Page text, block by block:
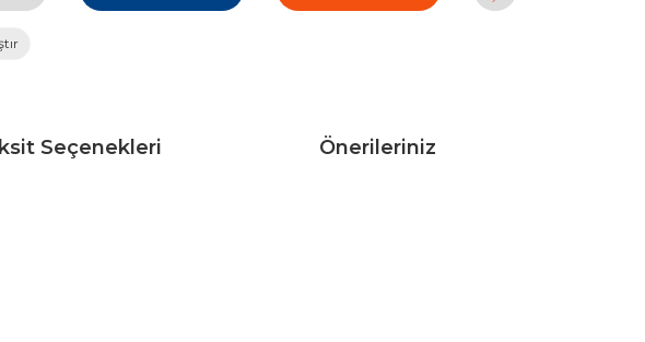
Seçenekleri Önerileriniz
öneri formunu kullanarak tarafımıza iletebilirsiniz.